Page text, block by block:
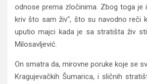
odnose prema zločinima. Zbog toga je
kriv što sam živ“, što su navodno reči
uputio majci kada je sa stratišta živ
Milosavljević.
On smatra da, mirovne poruke koje se
Kragujevačkih Šumarica, i sličnih